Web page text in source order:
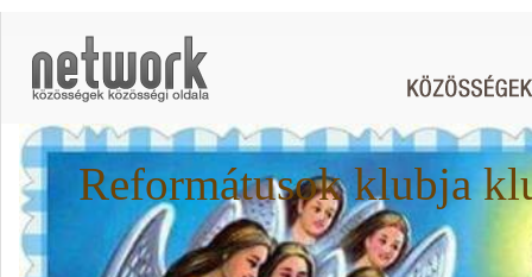
Reformátusok klubja